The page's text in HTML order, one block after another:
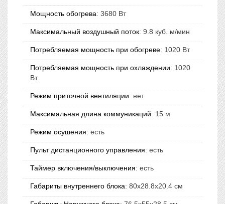
Мощность обогрева: 3680 Вт
Максимальный воздушный поток: 9.8 куб. м/мин
Потребляемая мощность при обогреве: 1020 Вт
Потребляемая мощность при охлаждении: 1020
Вт
Режим приточной вентиляции: нет
Максимальная длина коммуникаций: 15 м
Режим осушения: есть
Пульт дистанционного управления: есть
Таймер включения/выключения: есть
Габариты внутреннего блока: 80x28.8x20.4 см